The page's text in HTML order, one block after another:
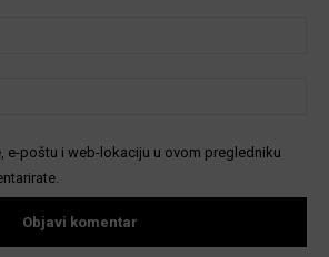
e-poštu i web-lokaciju u ovom pregledniku